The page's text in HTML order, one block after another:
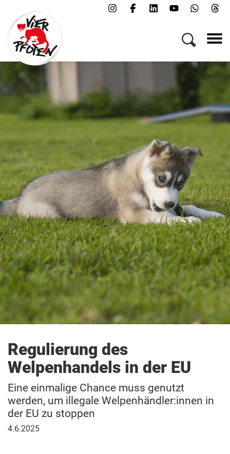
Regulierung des
Welpenhandels in der EU
Eine einmalige Chance muss genutzt
werden, um illegale Welpenhändler:innen in
der EU zu stoppen
4.
4.6.2025
Menü
Kampagnen & Themen
Tiere
Jobs
Newsletter
Kontakt
Spenden
Patenschaft